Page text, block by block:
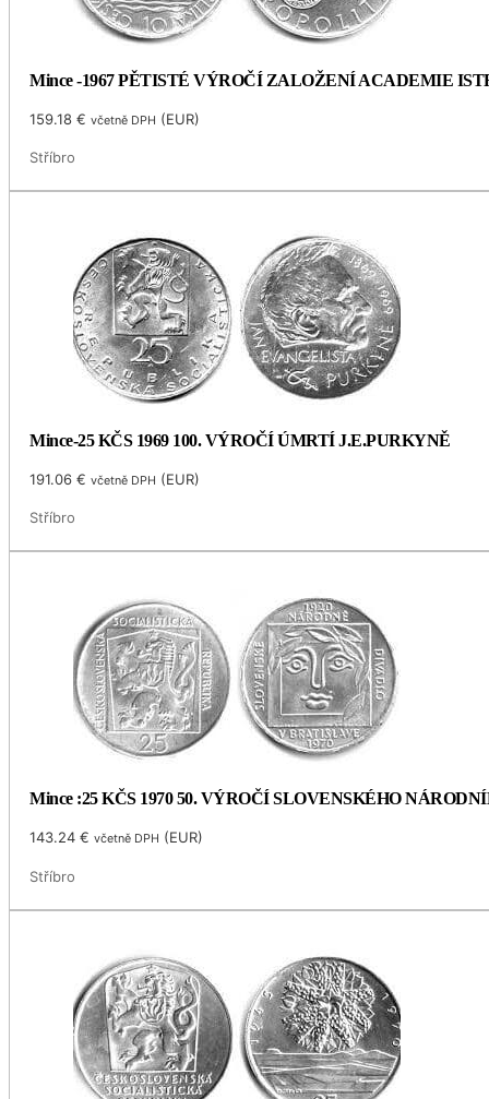
Mince -1967 PĚTISTÉ VÝROČÍ ZALOŽENÍ ACADEMIE
159.18€ včetně DPH (EUR)
Stříbro
Mince-25 KČS 1969 100. VÝROČÍ ÚMRTÍ J.E.PURKYNĚ
191.06€ včetně DPH (EUR)
Stříbro
Mince :25 KČS 1970 50. VÝROČÍ SLOVENSKÉHO
143.24€ včetně DPH (EUR)
Stříbro